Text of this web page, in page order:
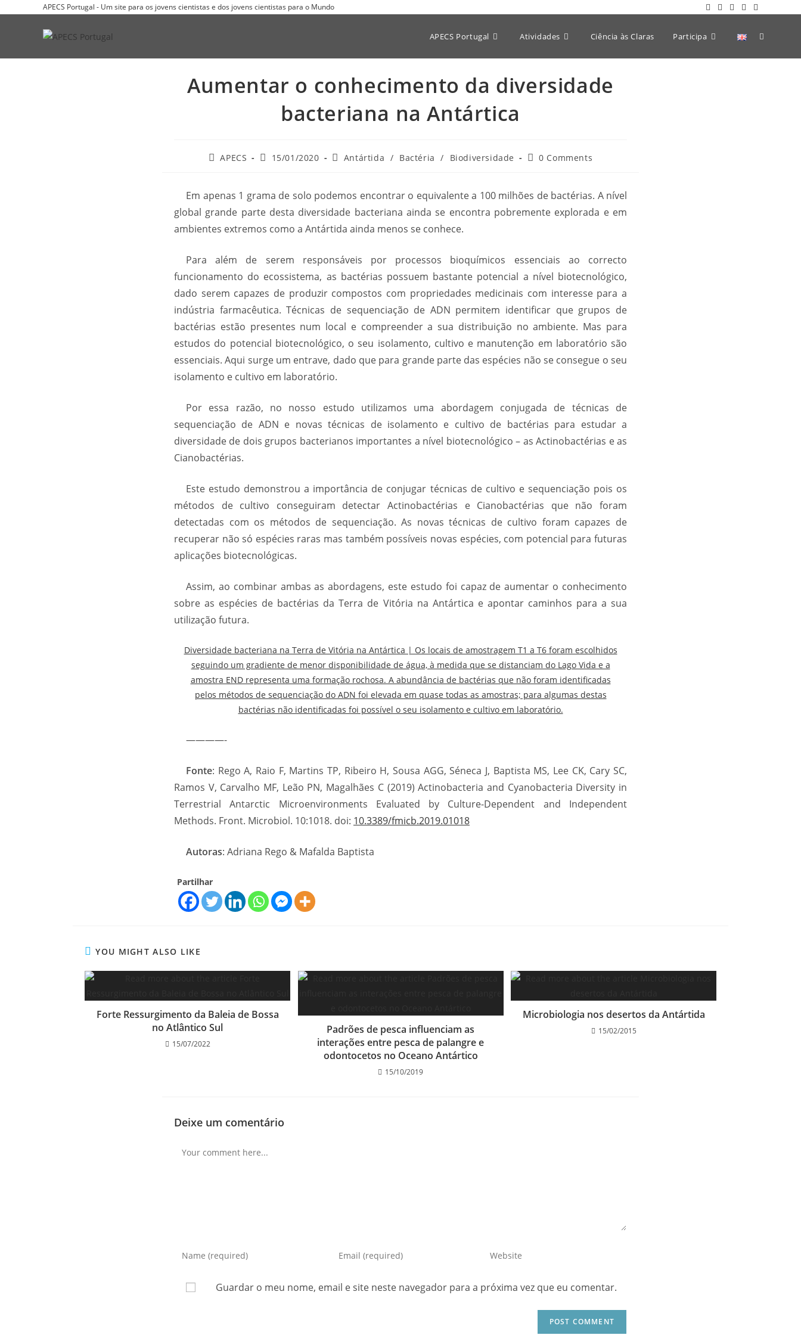
APECS Portugal - Um site para os jovens cientistas e dos jovens cientistas para o Mundo
APECS Portugal Atividades Ciência às Claras Participa
Aumentar o conhecimento da diversidade
bacteriana na Antártica
APECS 15/01/2020 Antártida / Bactéria / Biodiversidade 0 Comments
Em apenas 1 grama de solo podemos encontrar o equivalente a 100 milhões de bactérias. A nível
global grande parte desta diversidade bacteriana ainda se encontra pobremente explorada e em
ambientes extremos como a Antártida ainda menos se conhece.
Para além de serem responsáveis por processos bioquímicos essenciais ao correcto
funcionamento do ecossistema, as bactérias possuem bastante potencial a nível biotecnológico,
dado serem capazes de produzir compostos com propriedades medicinais com interesse para a
indústria farmacêutica. Técnicas de sequenciação de ADN permitem identificar que grupos de
bactérias estão presentes num local e compreender a sua distribuição no ambiente. Mas para
estudos do potencial biotecnológico, o seu isolamento, cultivo e manutenção em laboratório são
essenciais. Aqui surge um entrave, dado que para grande parte das espécies não se consegue o seu
isolamento e cultivo em laboratório.
Por essa razão, no nosso estudo utilizamos uma abordagem conjugada de técnicas de
sequenciação de ADN e novas técnicas de isolamento e cultivo de bactérias para estudar a
diversidade de dois grupos bacterianos importantes a nível biotecnológico – as Actinobactérias e as
Cianobactérias.
Este estudo demonstrou a importância de conjugar técnicas de cultivo e sequenciação pois os
métodos de cultivo conseguiram detectar Actinobactérias e Cianobactérias que não foram
detectadas com os métodos de sequenciação. As novas técnicas de cultivo foram capazes de
recuperar não só espécies raras mas também possíveis novas espécies, com potencial para futuras
aplicações biotecnológicas.
Assim, ao combinar ambas as abordagens, este estudo foi capaz de aumentar o conhecimento
sobre as espécies de bactérias da Terra de Vitória na Antártica e apontar caminhos para a sua
utilização futura.
Diversidade bacteriana na Terra de Vitória na Antártica | Os locais de amostragem T1 a T6 foram escolhidos
seguindo um gradiente de menor disponibilidade de água, à medida que se distanciam do Lago Vida e a
amostra END representa uma formação rochosa. A abundância de bactérias que não foram identificadas
pelos métodos de sequenciação do ADN foi elevada em quase todas as amostras; para algumas destas
bactérias não identificadas foi possível o seu isolamento e cultivo em laboratório.
————-
Fonte: Rego A, Raio F, Martins TP, Ribeiro H, Sousa AGG, Séneca J, Baptista MS, Lee CK, Cary SC,
Ramos V, Carvalho MF, Leão PN, Magalhães C (2019) Actinobacteria and Cyanobacteria Diversity in
Terrestrial Antarctic Microenvironments Evaluated by Culture-Dependent and Independent
Methods. Front. Microbiol. 10:1018. doi: 10.3389/fmicb.2019.01018
Autoras: Adriana Rego & Mafalda Baptista
Partilhar
YOU MIGHT ALSO LIKE
Forte Ressurgimento da Baleia de Bossa
no Atlântico Sul
15/07/2022
Padrões de pesca influenciam as
interações entre pesca de palangre e
odontocetos no Oceano Antártico
15/10/2019
Microbiologia nos desertos da Antártida
15/02/2015
Deixe um comentário
Guardar o meu nome, email e site neste navegador para a próxima vez que eu comentar.